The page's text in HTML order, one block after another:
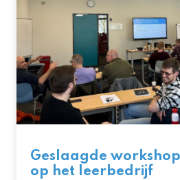
Geslaagde
op het leerbedrijf